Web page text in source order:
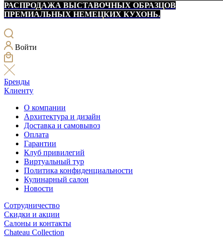
РАСПРОДАЖА ВЫСТАВОЧНЫХ ОБРАЗЦОВ
ПРЕМИАЛЬНЫХ НЕМЕЦКИХ КУХОНЬ.
Войти
Бренды
Клиенту
О компании
Архитектура и дизайн
Доставка и самовывоз
Оплата
Гарантии
Клуб привилегий
Виртуальный тур
Политика конфиденциальности
Кулинарный салон
Новости
Сотрудничество
Скидки и акции
Салоны и контакты
Chateau Collection